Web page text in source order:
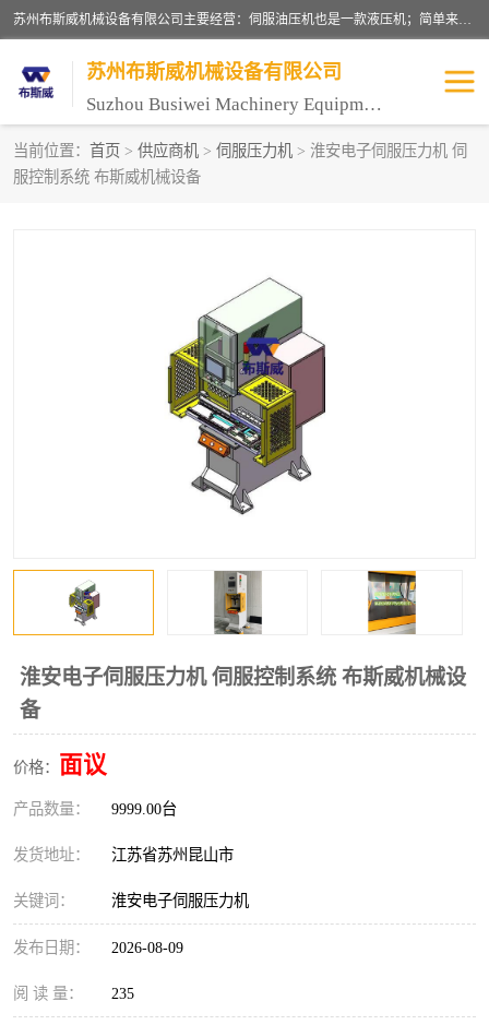
苏州布斯威机械设备有限公司主要经营：伺服油压机也是一款液压机；简单来说，传统的油压机，选用的是普通电机，普通电机容易发热，容易烧坏。伺服油压机采用先进的伺服电机，一般选用汇川 、日本大金、台达等品牌。伺服电机配套伺服泵还有伺服驱动器等部件，这样机器的电机过热，能耗的控制、机器工作的噪音都得到了完美的解决。
苏州布斯威机械设备有限公司
Suzhou Busiwei Machinery Equipment Co., Ltd.
当前位置： 首页 > 供应商机 > 伺服压力机 > 淮安电子伺服压力机 伺
服控制系统 布斯威机械设备
淮安电子伺服压力机 伺服控制系统 布斯威机械设
备
价格： 面议
产品数量： 9999.00台
发货地址： 江苏省苏州昆山市
关键词： 淮安电子伺服压力机
发布日期： 2026-08-09
阅 读 量： 235
单柱油压机-C型油压机
精密伺服压力机